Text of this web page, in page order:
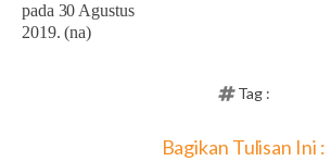
pada 30 Agustus
2019. (na)
Tag :
Bagikan Tulisan Ini :